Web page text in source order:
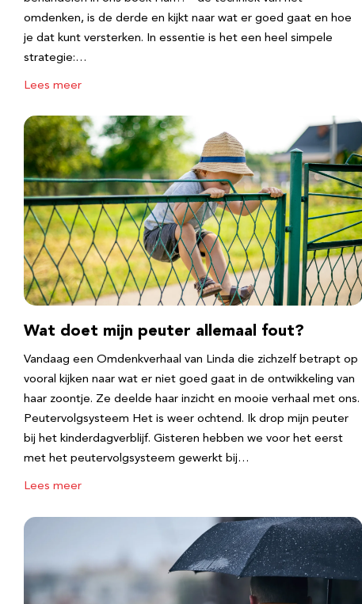
omdenken, is de derde en kijkt naar wat er goed gaat en hoe
je dat kunt versterken. In essentie is het een heel simpele
strategie:…
Lees meer
Wat doet mijn peuter allemaal fout?
Vandaag een Omdenkverhaal van Linda die zichzelf betrapt op
vooral kijken naar wat er niet goed gaat in de ontwikkeling van
haar zoontje. Ze deelde haar inzicht en mooie verhaal met ons.
Peutervolgsysteem Het is weer ochtend. Ik drop mijn peuter
bij het kinderdagverblijf. Gisteren hebben we voor het eerst
met het peutervolgsysteem gewerkt bij…
Lees meer